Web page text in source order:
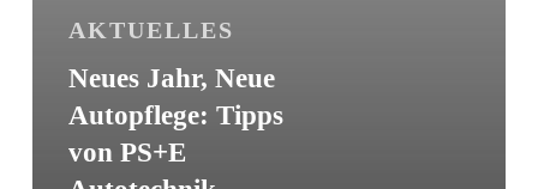
AKTUELLES
Neues Jahr, Neue
Autopflege: Tipps
von PS+E